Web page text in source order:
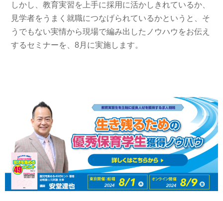
しかし、教育実習を上手に採用に活かしきれているか、
見学者をうまく就職につなげられているかというと、そ
うでもない実情から現場で編み出したノウハウをお伝え
するセミナーを、8月に実施します。